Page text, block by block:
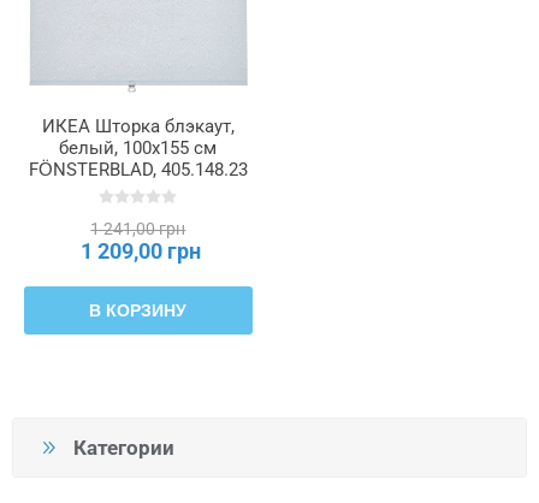
Категории
ИКЕА Шторка блэкаут,
белый, 100x155 см
FÖNSTERBLAD, 405.148.23
1 241,00 грн
1 209,00 грн
В КОРЗИНУ